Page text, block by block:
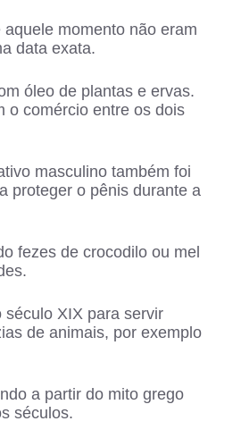
momento não eram
data exata.
óleo de plantas e ervas.
o comércio entre os dois
masculino também foi
proteger o pênis durante a
fezes de crocodilo ou mel
XIX para servir
de animais, por exemplo
a partir do mito grego
séculos.